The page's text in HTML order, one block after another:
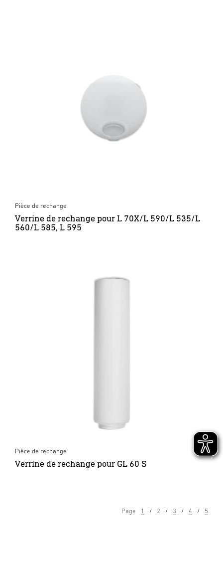
Pièce de rechange
Verrine de rechange pour L 70X/L 590/L 535/L
560/L 585, L 595
Pièce de rechange
Verrine de rechange pour GL 60 S
Page 1 2 3 4 5